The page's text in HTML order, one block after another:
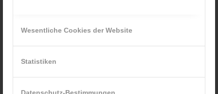
Wesentliche Cookies der Website
Statistiken